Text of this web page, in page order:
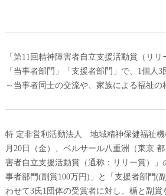
「第11回精神障害者自立支援活動賞（リリ
「当事者部門」「支援者部門」で、1個人3
～当事者同士の交流や、家族による福祉の
特 定非営利活動法人 地域精神保健福祉機
月20日（金）、ベルサール八重洲（東京
害者自立支援活動賞（通称：リリー賞）」
事者部門(副賞100万円)」と「支援者部門(
わせて3氏1団体の受賞者に対し、楯と副賞